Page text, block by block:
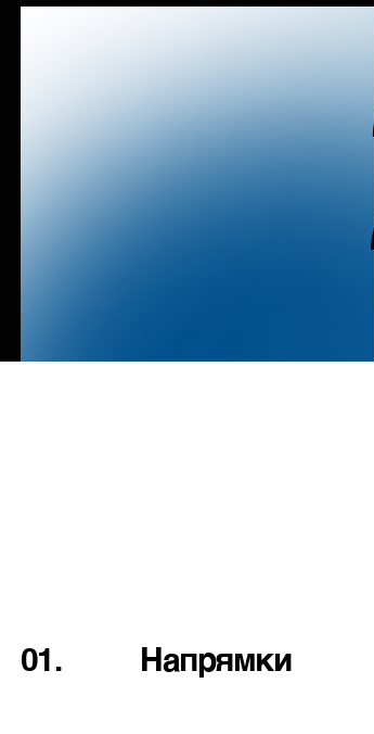
01. Напрямки